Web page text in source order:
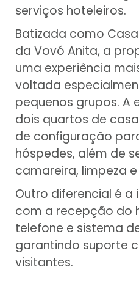
serviços hoteleiros.
Batizada como
da Vovó Anita, a
uma experiência
voltada
pequenos grupos.
dois quartos de
de configuração
hóspedes, além de
camareira, limpeza
Outro diferencial é
com a recepção do
telefone e sistema
garantindo suporte
visitantes.